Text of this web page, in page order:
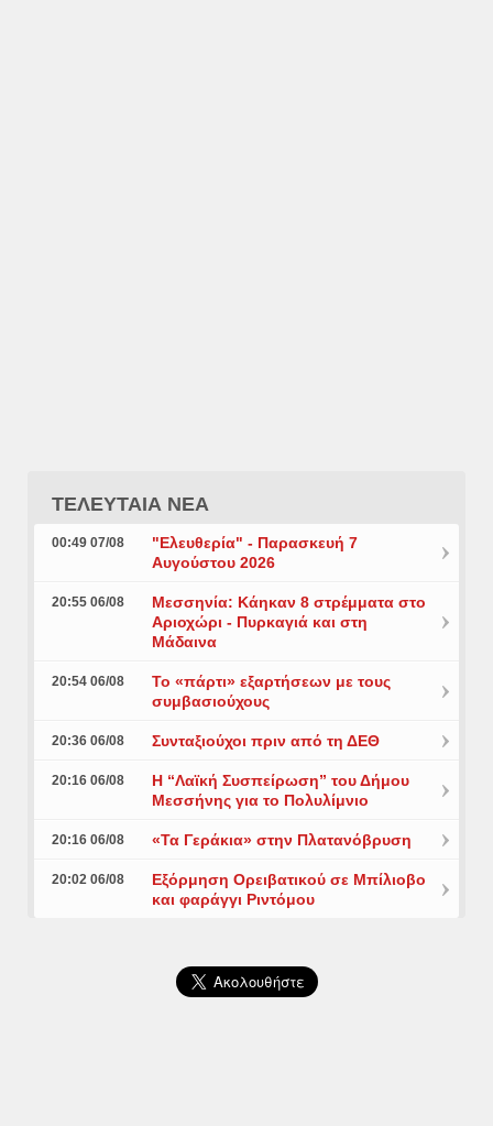
ΤΕΛΕΥΤΑΙΑ ΝΕΑ
00:49 07/08
"Ελευθερία" - Παρασκευή 7
Αυγούστου 2026
20:55 06/08
Μεσσηνία: Κάηκαν 8 στρέμματα στο
Αριοχώρι - Πυρκαγιά και στη
Μάδαινα
20:54 06/08
Το «πάρτι» εξαρτήσεων με τους
συμβασιούχους
20:36 06/08 Συνταξιούχοι πριν από τη ΔΕΘ
20:16 06/08
Η “Λαϊκή Συσπείρωση” του Δήμου
Μεσσήνης για το Πολυλίμνιο
20:16 06/08 «Τα Γεράκια» στην Πλατανόβρυση
20:02 06/08
Εξόρμηση Ορειβατικού σε Μπίλιοβο
και φαράγγι Ριντόμου